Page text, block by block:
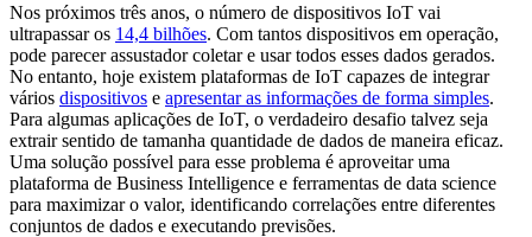
Nos próximos três anos, o número de dispositivos IoT vai
ultrapassar os 14,4 bilhões. Com tantos dispositivos em operação,
pode parecer assustador coletar e usar todos esses dados gerados.
No entanto, hoje existem plataformas de IoT capazes de integrar
vários dispositivos e apresentar as informações de forma simples.
Para algumas aplicações de IoT, o verdadeiro desafio talvez seja
extrair sentido de tamanha quantidade de dados de maneira eficaz.
Uma solução possível para esse problema é aproveitar uma
plataforma de Business Intelligence e ferramentas de data science
para maximizar o valor, identificando correlações entre diferentes
conjuntos de dados e executando previsões.